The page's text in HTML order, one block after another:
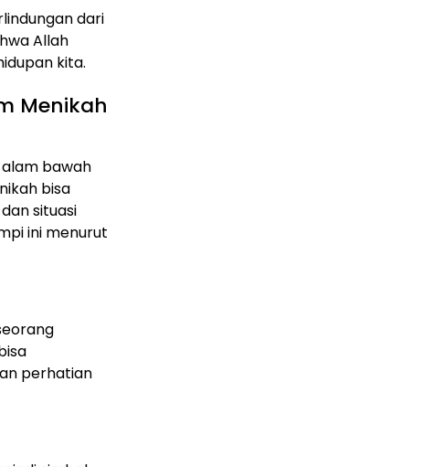
dari
Allah
kita.
Menikah
alam bawah
bisa
situasi
ini menurut
perhatian